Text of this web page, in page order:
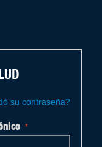
su contraseña?
*